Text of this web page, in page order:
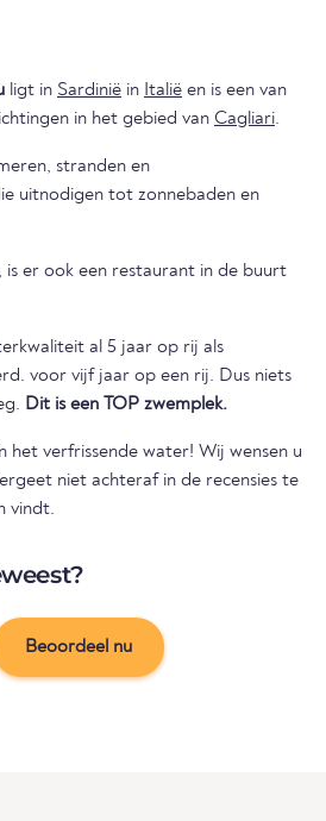
ligt in Sardinië in Italië en is een van
in het gebied van Cagliari.
stranden en
uitnodigen tot zonnebaden en
is er ook een restaurant in de buurt
al 5 jaar op rij als
niets
Dit is een TOP zwemplek.
het verfrissende water! Wij wensen u
niet achteraf in de recensies te
vindt.
Beoordeel nu